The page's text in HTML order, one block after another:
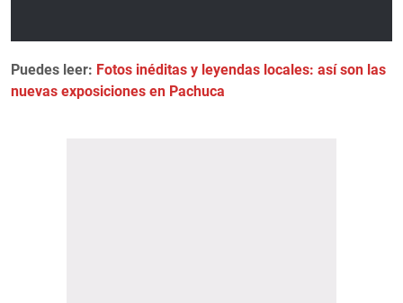
Puedes leer: Fotos inéditas y leyendas locales: así son las
nuevas exposiciones en Pachuca